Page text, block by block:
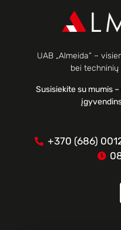
UAB „Almeida“ –
bei techninių
Susisiekite su mumis
+370 (686)